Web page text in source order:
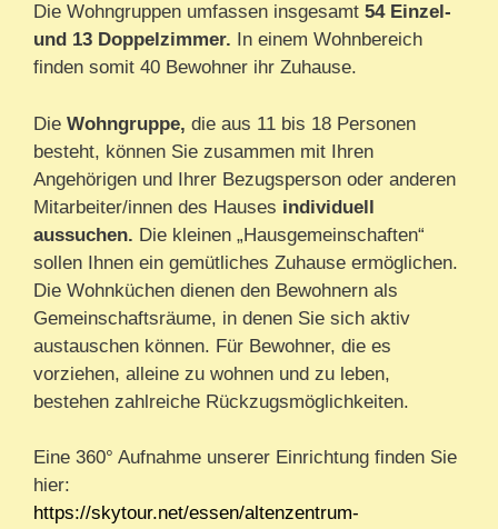
Die Wohngruppen umfassen insgesamt 54 Einzel-
und 13 Doppelzimmer. In einem Wohnbereich
finden somit 40 Bewohner ihr Zuhause.
Die Wohngruppe, die aus 11 bis 18 Personen
besteht, können Sie zusammen mit Ihren
Angehörigen und Ihrer Bezugsperson oder anderen
Mitarbeiter/innen des Hauses individuell
aussuchen. Die kleinen „Hausgemeinschaften“
sollen Ihnen ein gemütliches Zuhause ermöglichen.
Die Wohnküchen dienen den Bewohnern als
Gemeinschaftsräume, in denen Sie sich aktiv
austauschen können. Für Bewohner, die es
vorziehen, alleine zu wohnen und zu leben,
bestehen zahlreiche Rückzugsmöglichkeiten.
Eine 360° Aufnahme unserer Einrichtung finden Sie
hier:
https://skytour.net/essen/altenzentrum-